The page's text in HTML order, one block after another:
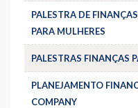
PALESTRA DE
PARA MULHERES
PALESTRAS FINANÇAS
PLANEJAMENTO
COMPANY